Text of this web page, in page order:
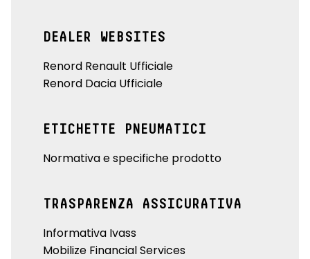
DEALER WEBSITES
Renord Renault Ufficiale
Renord Dacia Ufficiale
ETICHETTE PNEUMATICI
Normativa e specifiche prodotto
TRASPARENZA ASSICURATIVA
Informativa Ivass
Mobilize Financial Services